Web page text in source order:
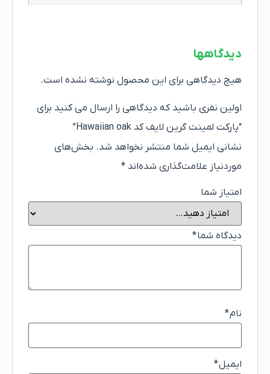
دیدگاهها
هیچ دیدگاهی برای این محصول نوشته نشده است.
اولین نفری باشید که دیدگاهی را ارسال می کنید برای
“پارکت لمینت گرین لایف کد Hawaiian oak”
نشانی ایمیل شما منتشر نخواهد شد. بخش‌های
موردنیاز علامت‌گذاری شده‌اند *
امتیاز شما
دیدگاه شما*
نام*
ایمیل*